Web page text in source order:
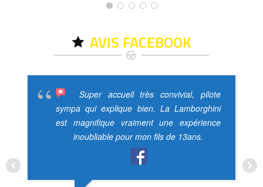
AVIS FACEBOOK
Super accueil très convivial, pilote
sympa qui explique bien. La Lamborghini
est magnifique vraiment une expérience
inoubliable pour mon fils de 13ans.